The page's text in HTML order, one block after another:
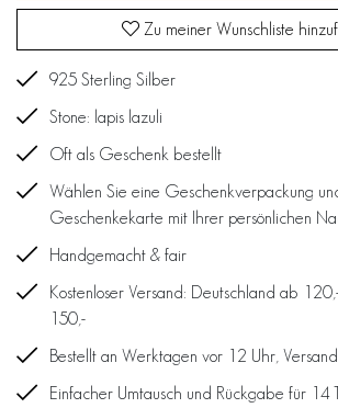
Zu meiner Wunschliste
925 Sterling Silber
Stone: lapis lazuli
Oft als Geschenk bestellt
Wählen Sie eine Geschenkverpackung
Geschenkekarte mit Ihrer persönlichen
Handgemacht & fair
Kostenloser Versand: Deutschland ab
150,-
Bestellt an Werktagen vor 12 Uhr,
Einfacher Umtausch und Rückgabe für 14